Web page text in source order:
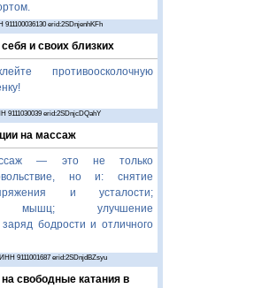
erid:2SDnjenhKFh
и своих близких
противоосколочную
erid:2SDnjcDQahY
на массаж
— это не только
но и: снятие
и усталости;
мышц; улучшение
бодрости и отличного
9111001687 erid:2SDnjdBZsyu
свободные катания в